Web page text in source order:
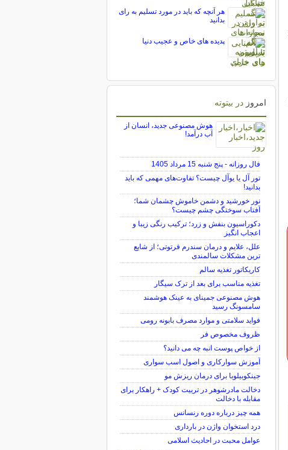
هر آنچه که باید در مورد تسلیم به رای
بدانید
پدیده های خاص و عجیب دنیا
امروز در بیتوته
هوش مصنوعی جدید، انسان از
آب درآمد!
فال روزانه - پنج شنبه 15 مرداد 1405
تور آل یا یوآل چیست؟ تفاوت‌های مهمی که باید
بدانید!
نور خورشید و دشمن خاموش چشمان شما؛
آفتاب سوختگی چشم چیست؟
دکوراسیون بنفش و زرد؛ ترکیب رنگی زیبا و
اعجاب انگیز
علل، علایم و درمان سندرم فرتوتی؛ از شایع
ترین مشکلات سالمندی
کاریکاتور تغذیه سالم
تغذیه مناسب برای بعد از ترک سیگار
هوش مصنوعی جمینای به عینک هوشمند
سامسونگ رسید
فواید سلامتی و موارد مصرف بابونه رومی
ظروف مخصوص فر
از خواص پوست انبه چه می دانید؟
آموزش سوارکاری و اصول اسب سواری
جینکوبیلوبا برای درمان ریزش مو
دخالت مادرشوهر در تربیت کودک + راهکار برای
مقابله با دخالت
همه چیز درباره دوره رنسانس
درد استخوان واژن در بارداری
عوامل محبت در احادیث اسلامى